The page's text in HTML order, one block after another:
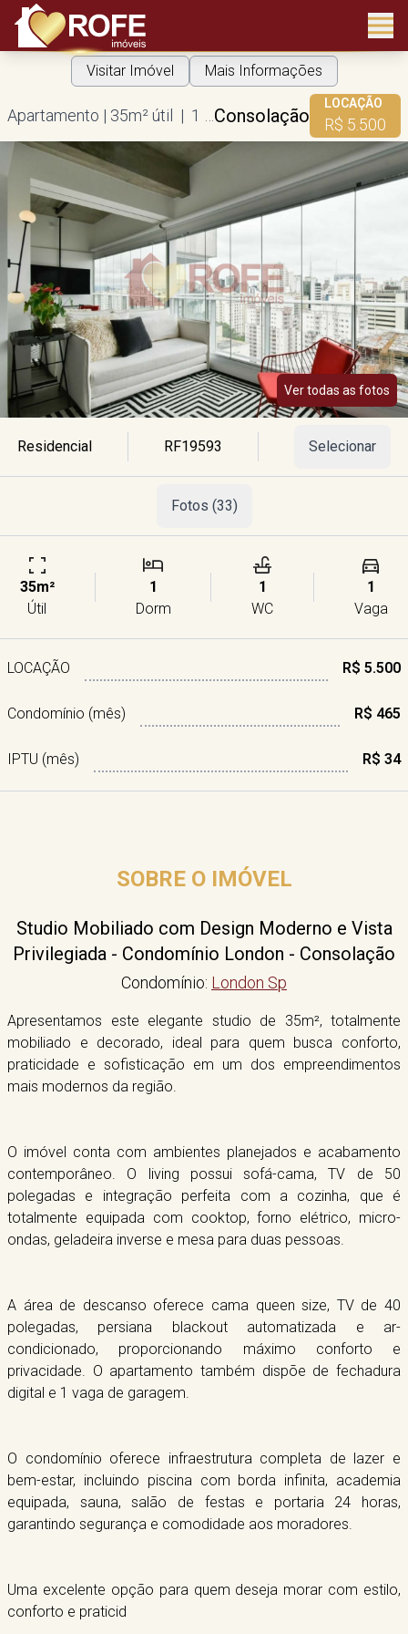
Consolação
LOCAÇÃO
R$ 5.500
Visitar Imóvel Mais Informações
Ver todas as fotos
Residencial RF19593 Selecionar
Fotos (33)
35m²
Útil
1
Dorm
1
WC
1
Vaga
LOCAÇÃO R$ 5.500
Condomínio (mês) R$ 465
IPTU (mês) R$ 34
SOBRE O IMÓVEL
Studio Mobiliado com Design Moderno e Vista
Privilegiada - Condomínio London - Consolação
Condomínio: London Sp
Apresentamos este elegante studio de 35m², totalmente
mobiliado e decorado, ideal para quem busca conforto,
praticidade e sofisticação em um dos empreendimentos
mais modernos da região.
O imóvel conta com ambientes planejados e acabamento
contemporâneo. O living possui sofá-cama, TV de 50
polegadas e integração perfeita com a cozinha, que é
totalmente equipada com cooktop, forno elétrico, micro-
ondas, geladeira inverse e mesa para duas pessoas.
A área de descanso oferece cama queen size, TV de 40
polegadas, persiana blackout automatizada e ar-
condicionado, proporcionando máximo conforto e
privacidade. O apartamento também dispõe de fechadura
digital e 1 vaga de garagem.
O condomínio oferece infraestrutura completa de lazer e
bem-estar, incluindo piscina com borda infinita, academia
equipada, sauna, salão de festas e portaria 24 horas,
garantindo segurança e comodidade aos moradores.
Uma excelente opção para quem deseja morar com estilo,
conforto e praticid